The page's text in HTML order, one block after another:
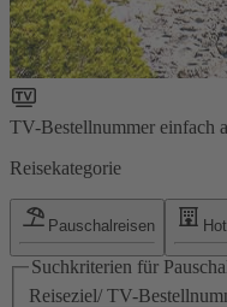
TV-Bestellnummer einfach
Reisekategorie
Pauschalreisen
Suchkriterien für
Reiseziel/ TV-